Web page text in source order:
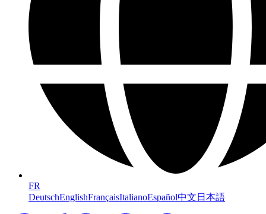
FR
DeutschEnglishFrançaisItalianoEspañol中文 日本語